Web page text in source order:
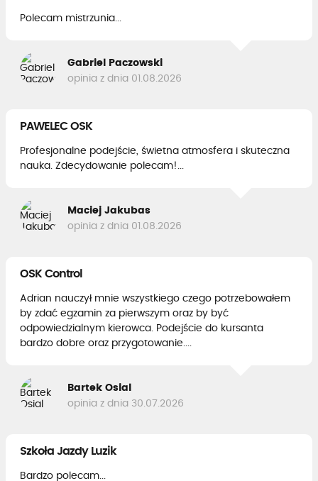
Polecam mistrzunia...
Gabriel Paczowski
opinia z dnia 01.08.2026
PAWELEC OSK
Profesjonalne podejście, świetna atmosfera i skuteczna
nauka. Zdecydowanie polecam!...
Maciej Jakubas
opinia z dnia 01.08.2026
OSK Control
Adrian nauczył mnie wszystkiego czego potrzebowałem
by zdać egzamin za pierwszym oraz by być
odpowiedzialnym kierowca. Podejście do kursanta
bardzo dobre oraz przygotowanie....
Bartek Osial
opinia z dnia 30.07.2026
Szkoła Jazdy Luzik
Bardzo polecam...